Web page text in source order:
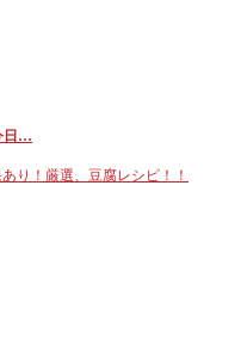
日…
り！厳選、豆腐レシピ！！